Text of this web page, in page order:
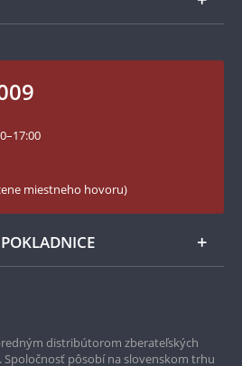
Slovenska
miestneho hovoru)
distribútorom zberateľských
Spoločnosť pôsobí na slovenskom trhu